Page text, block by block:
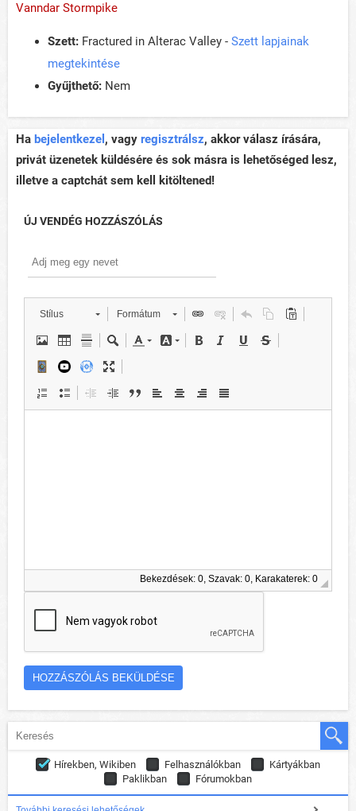
Vanndar Stormpike
Szett: Fractured in Alterac Valley - Szett lapjainak
megtekintése
Gyűjthető: Nem
Ha bejelentkezel , vagy regisztrálsz, akkor válasz írására,
privát üzenetek küldésére és sok másra is lehetőséged lesz,
illetve a captchát sem kell kitöltened!
ÚJ VENDÉG HOZZÁSZÓLÁS
Stílus Formátum
Bekezdések: 0, Szavak: 0, Karakaterek: 0
Hírekben, Wikiben Felhasználókban
Kártyákban
Paklikban
Fórumokban